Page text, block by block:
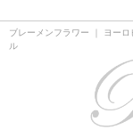
ブレーメンフラワー ｜ ヨー
ル